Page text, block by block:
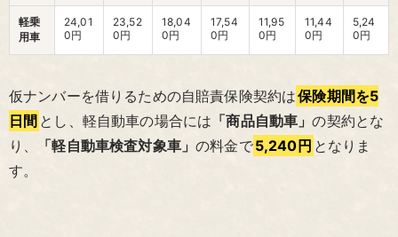
軽乗
用車
24,01
0円
23,52
0円
18,04
0円
17,54
0円
11,95
0円
11,44
0円
5,24
0円
仮ナンバーを借りるための自賠責保険契約は保険期間を5
日間 とし、軽自動車の場合には 「商品自動車」の契約とな
り、
「軽自動車検査対象車」の料金で5,240円 となりま
す。